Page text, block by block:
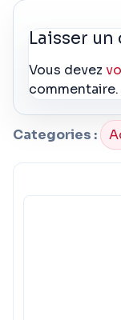
Laisser
Vous devez
commentaire.
Categories :